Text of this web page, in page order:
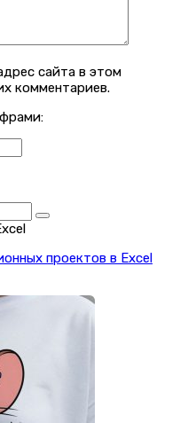
сайта в этом
комментариев.